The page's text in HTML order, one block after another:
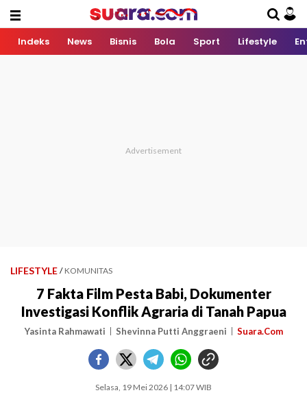
Indeks News Bisnis Bola Sport Lifestyle
LIFESTYLE / KOMUNITAS
7 Fakta Film Pesta Babi, Dokumenter
Investigasi Konflik Agraria di Tanah Papua
Yasinta Rahmawati Shevinna Putti Anggraeni Suara.Com
Selasa, 19 Mei 2026 | 14:07 WIB